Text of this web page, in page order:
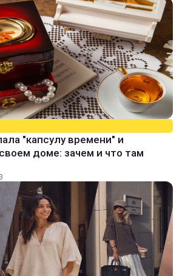
"капсулу времени" и
доме: зачем и что там